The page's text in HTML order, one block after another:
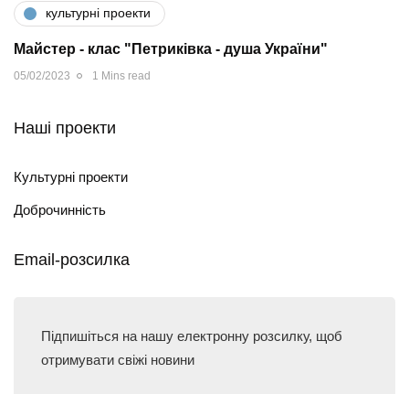
культурні проекти
Майстер - клас "Петриківка - душа України"
05/02/2023 1 Mins read
Наші проекти
Культурні проекти
Доброчинність
Email-розсилка
Підпишіться на нашу електронну розсилку, щоб
отримувати свіжі новини